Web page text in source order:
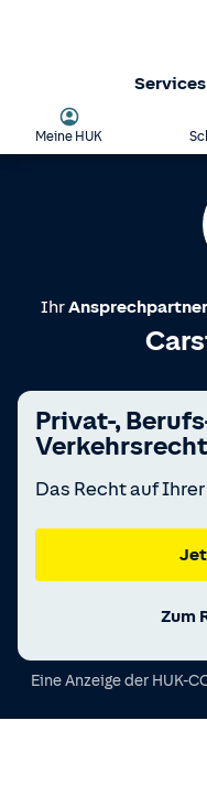
Services
Meine HUK
IhrAnsprechpartner
Privat-,
Das Recht auf
Zum
Eine Anzeige der HUK-